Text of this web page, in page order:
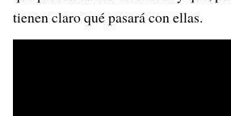
tienen claro qué pasará con ellas.